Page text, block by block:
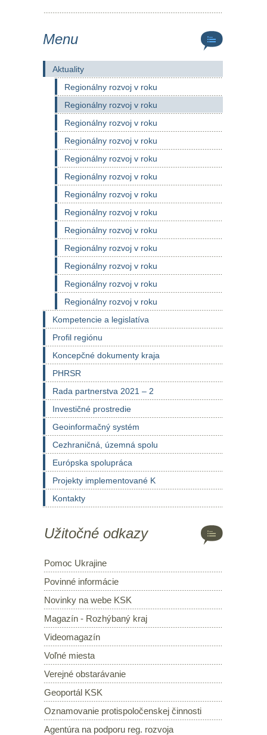
Menu
Aktuality
Regionálny rozvoj v roku
Regionálny rozvoj v roku
Regionálny rozvoj v roku
Regionálny rozvoj v roku
Regionálny rozvoj v roku
Regionálny rozvoj v roku
Regionálny rozvoj v roku
Regionálny rozvoj v roku
Regionálny rozvoj v roku
Regionálny rozvoj v roku
Regionálny rozvoj v roku
Regionálny rozvoj v roku
Regionálny rozvoj v roku
Kompetencie a legislatíva
Profil regiónu
Koncepčné dokumenty kraja
PHRSR
Rada partnerstva 2021 – 2
Investičné prostredie
Geoinformačný systém
Cezhraničná, územná spolu
Európska spolupráca
Projekty implementované K
Kontakty
Užitočné odkazy
Pomoc Ukrajine
Povinné informácie
Novinky na webe KSK
Magazín - Rozhýbaný kraj
Videomagazín
Voľné miesta
Verejné obstarávanie
Geoportál KSK
Oznamovanie protispoločenskej činnosti
Agentúra na podporu reg. rozvoja